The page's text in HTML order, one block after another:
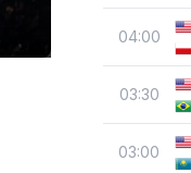
04:00
03:30
03:00